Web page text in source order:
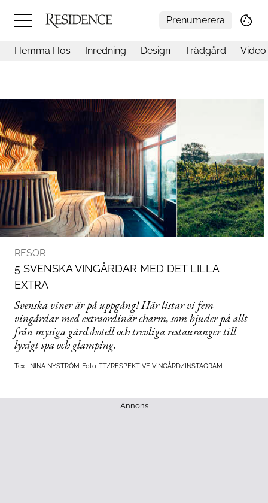
Prenumerera
Trädgård
Video
Inredning
Livsstil
Resor
Mat & Dryck
Influencers
Mer
Hemma Hos Inredning Design Trädgård Video
RESOR
5 SVENSKA VINGÅRDAR MED DET LILLA
EXTRA
Svenska viner är på uppgång! Här listar vi fem
vingårdar med extraordinär charm, som bjuder på allt
från mysiga gårdshotell och trevliga restauranger till
lyxigt spa och glamping.
Text NINA NYSTRÖM Foto TT/RESPEKTIVE VINGÅRD/INSTAGRAM
Annons